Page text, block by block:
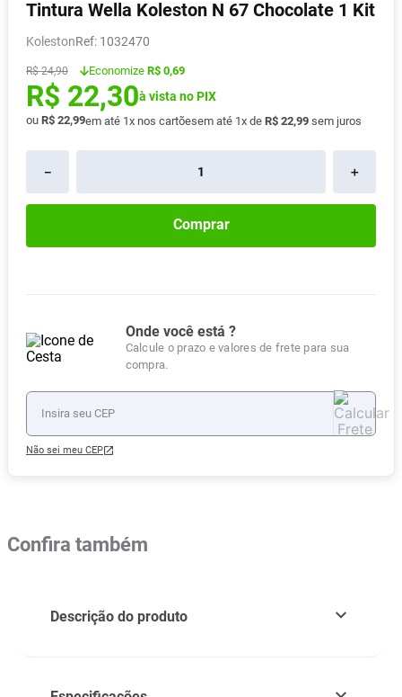
Tintura Wella Koleston N 67 Chocolate 1 Kit
Koleston : 1032470
R$ 24,90 Economize R$ 0,69
R$ 22,30à vista no PIX
ou R$ 22,99em até 1x nos cartõesem até 1x de R$ 22,99 sem juros
＋
－
Comprar
Onde você está ?
Calcule o prazo e valores de frete para sua
compra.
Não sei meu CEP
Confira também
Descrição do produto
7º Desodorante
8º Pampers Confort Sec
9º Vitamina D
10 º Soro Fisiológico